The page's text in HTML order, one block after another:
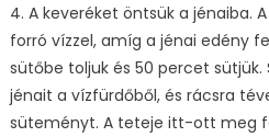
4. A keveréket öntsük a jénaiba.
forró vízzel, amíg a jénai edény
sütőbe toljuk és 50 percet sütjük.
jénait a vízfürdőből, és rácsra
süteményt. A teteje itt-ott meg